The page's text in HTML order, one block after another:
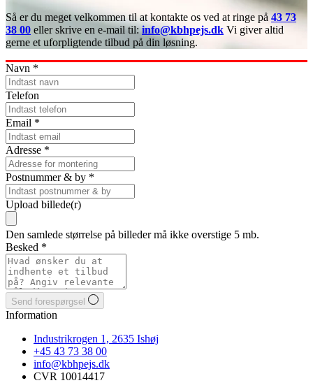
Så er du meget velkommen til at kontakte os ved at ringe på 43 73
38 00 eller skrive en e-mail til:info@kbhpejs.dk Vi giver altid
gerne et uforpligtende tilbud på din løsning.
Navn *
Telefon
Email *
Adresse *
Postnummer & by *
Upload billede(r)
Den samlede størrelse på billeder må ikke overstige 5 mb.
Besked *
Send forespørgsel
Information
Industrikrogen 1, 2635 Ishøj
+45 43 73 38 00
info@kbhpejs.dk
CVR 10014417